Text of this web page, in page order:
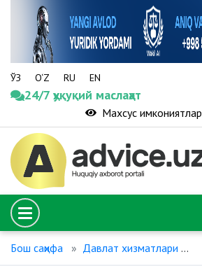
ЎЗ O‘Z RU EN
24/7 ҳуқуқий маслаҳат
Махсус имкониятлар
Бош саҳифа Давлат хизматлари